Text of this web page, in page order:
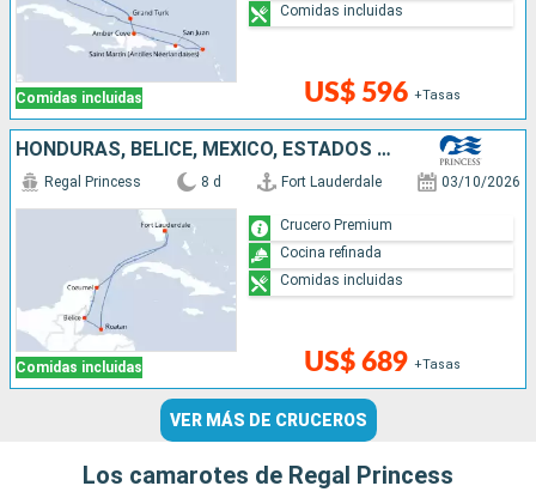
Comidas incluidas US$ 596 +Tasas
Comidas incluidas
HONDURAS, BELICE, MÉXICO, ESTADOS UNIDOS
Comidas incluidas
Regal Princess 8 d Fort Lauderdale 03/10/2026
US$ 689 +Tasas
Crucero Premium
Cocina refinada
Comidas incluidas
VER MÁS DE CRUCEROS
Los camarotes de Regal Princess